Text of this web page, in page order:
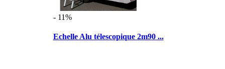
- 11%
Echelle Alu télescopique 2m90 ...